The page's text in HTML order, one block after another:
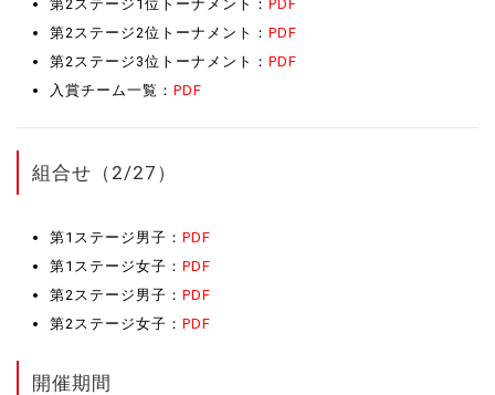
第2ステージ1位トーナメント： PDF
第2ステージ2位トーナメント： PDF
第2ステージ3位トーナメント： PDF
入賞チーム一覧： PDF
組合せ（2/27）
第1ステージ男子： PDF
第1ステージ女子： PDF
第2ステージ男子： PDF
第2ステージ女子： PDF
開催期間